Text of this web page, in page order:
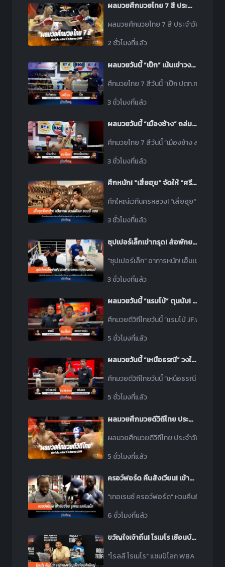
ผลมวยศึกมวยไทย 7 สี ประจำวันอาทิตย์ที่ 9 สิงหาคม 2569
ผลมวยศึกมวยไทย 7 สี ประจำวันอาทิต
2 ชั่วโมงที่แล้ว
ผลมวยวันนี้ “เป็ก” เน้นเข่าวงใน น็อค “ทับทิมทอง” ยก 4
ศึกมวยไทย 7 สีวันนี้ “เป็ก ปตท.ทองทวี”
3 ชั่วโมงที่แล้ว
ผลมวยวันนี้ “เมืองช้าง” ถล่มน็อค “เพชรเมืองทอง” ยก 2
ศึกมวยไทย 7 สีวันนี้ “เมืองช้าง ส.เดชะ
3 ชั่วโมงที่แล้ว
ศึกหนัก! "เสี่ยฮุย" จัดให้ "ศรีสะเกษ" ดวลเดือด "ซอนนี่ บอย" แฟนมวยห้ามพลาด
ศึกใหญ่เวทีนครหลวง! "เสี่ยฮุย" จัดหนัก
3 ชั่วโมงที่แล้ว
ซุปเปอร์เล็กเข่าทรุด! ส่อพักยาว สะเทือนบัลลังก์แชมป์
"ซุปเปอร์เล็ก" อาการหนัก! เอ็นเข่าฉีกข
3 ชั่วโมงที่แล้ว
ผลมวยวันนี้ “แรมโบ้” ตุนนับ! ก่อนเจาะยางน็อค “เพชรสายฝน” ยก 3
ศึกมวยดีวิถีไทยวันนี้ “แรมโบ้ JF.พุ่มพันธ์ม่
5 ชั่วโมงที่แล้ว
ผลมวยวันนี้ “เหนือธรณี” วงในวงนอกเอาอยู่! ชนะแต้ม “สมิงเดช” ขาดลอย
ศึกมวยดีวิถีไทยวันนี้ “เหนือธรณี พุฒิประช
5 ชั่วโมงที่แล้ว
ผลมวยศึกมวยดีวิถีไทย ประจำวันอาทิตย์ที่ 9 สิงหาคม 2569
ผลมวยศึกมวยดีวิถีไทย ประจำวันอาทิต
5 ชั่วโมงที่แล้ว
ครอว์ฟอร์ด คืนสังเวียน! เข้ายิมซ้อมหนัก ปลุกกระแสคัมแบ็ก
"เทอเรนซ์ ครอว์ฟอร์ด" หวนคืนยิม! ติวเ
6 ชั่วโมงที่แล้ว
ขวัญใจเจ้าถิ่น! โรเมโร เยือนบ้านเกิดมอบของขวัญเด็ก ก่อนขึ้นสังเวียน
"โรลลี โรเมโร" แชมป์โลก WBA คืนถิ่น